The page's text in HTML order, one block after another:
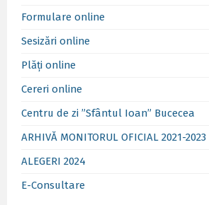
Formulare online
Sesizări online
Plăți online
Cereri online
Centru de zi ”Sfântul Ioan” Bucecea
ARHIVĂ MONITORUL OFICIAL 2021-2023
ALEGERI 2024
E-Consultare